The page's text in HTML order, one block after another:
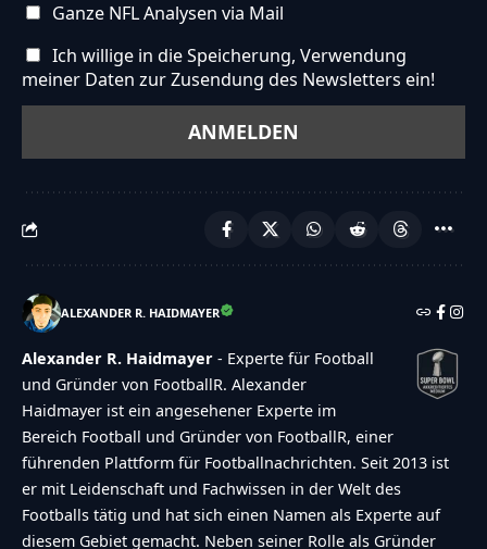
Ganze NFL Analysen via Mail
Ich willige in die Speicherung, Verwendung
meiner Daten zur Zusendung des Newsletters ein!
ALEXANDER R. HAIDMAYER
Alexander R. Haidmayer - Experte für Football
und Gründer von FootballR. Alexander
Haidmayer ist ein angesehener Experte im
Bereich Football und Gründer von FootballR, einer
führenden Plattform für Footballnachrichten. Seit 2013 ist
er mit Leidenschaft und Fachwissen in der Welt des
Footballs tätig und hat sich einen Namen als Experte auf
diesem Gebiet gemacht. Neben seiner Rolle als Gründer